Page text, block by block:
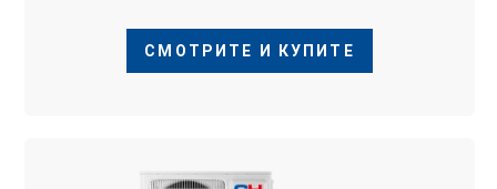
СМОТРИТЕ И КУПИТЕ